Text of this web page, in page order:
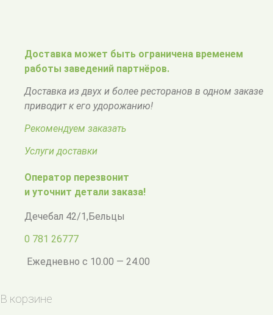
Доставка может быть ограничена временем
работы заведений партнёров.
Доставка из двух и более ресторанов в одном заказе
приводит к его удорожанию!
Рекомендуем заказать
Услуги доставки
Оператор перезвонит
и уточнит детали заказа!
Дечебал 42/1,Бельцы
0 781 26777
Ежедневно с 10.00 — 24.00
В корзине